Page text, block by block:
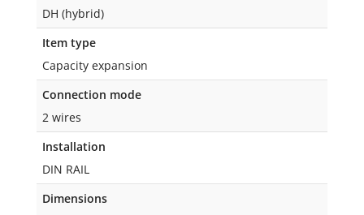
DH (hybrid)
Item type
Capacity expansion
Connection mode
2 wires
Installation
DIN RAIL
Dimensions